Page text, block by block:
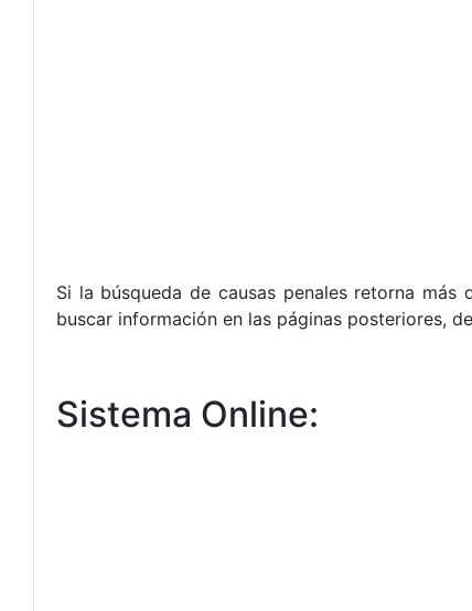
Si la búsqueda de causas penales retorna más
buscar información en las páginas posteriores,
Sistema Online: